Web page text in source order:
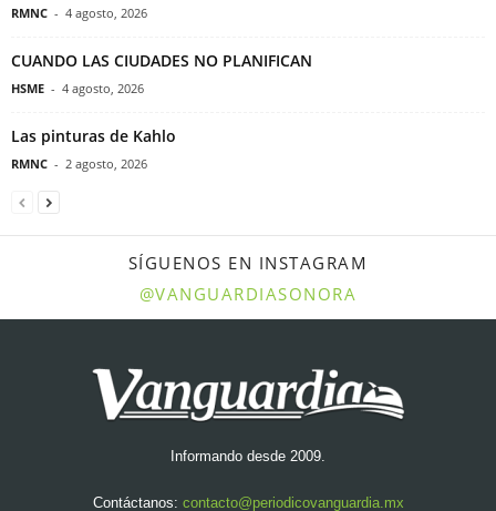
RMNC - 4 agosto, 2026
CUANDO LAS CIUDADES NO PLANIFICAN
HSME - 4 agosto, 2026
Las pinturas de Kahlo
RMNC - 2 agosto, 2026
SÍGUENOS EN INSTAGRAM
@VANGUARDIASONORA
Informando desde 2009.
Contáctanos: contacto@periodicovanguardia.mx